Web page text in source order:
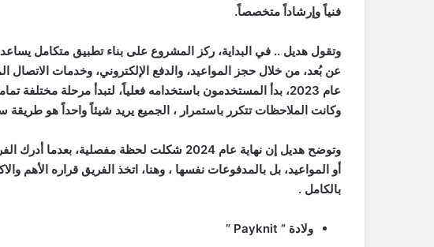
فنياً وإرشاداً متخصصاً.
وتقول هديل .. في البداية، ركز المشروع على بناء تطبيق متكامل
عن بُعد، من خلال حجز المواعيد، والدفع الإلكتروني، وخدمات الاتصال
عام 2023، بدأ المستخدمون باستخدامه فعلياً، لتبدأ مرحلة مختلفة تماماً ، عنوانها الاستماع الى احتياجات الناس
وكانت الملاحظات تتكرر باستمرار ، الجميع يريد شيئاً واحداً هو طريقة
وتوضح هديل إن نهاية عام 2024 شكلت لحظة
أو المواعيد، بل بالمدفوعات نفسها ، وهنا، اتخذ الفريق قراره الأهم
بالكامل .
ولادة ” Payknit
”